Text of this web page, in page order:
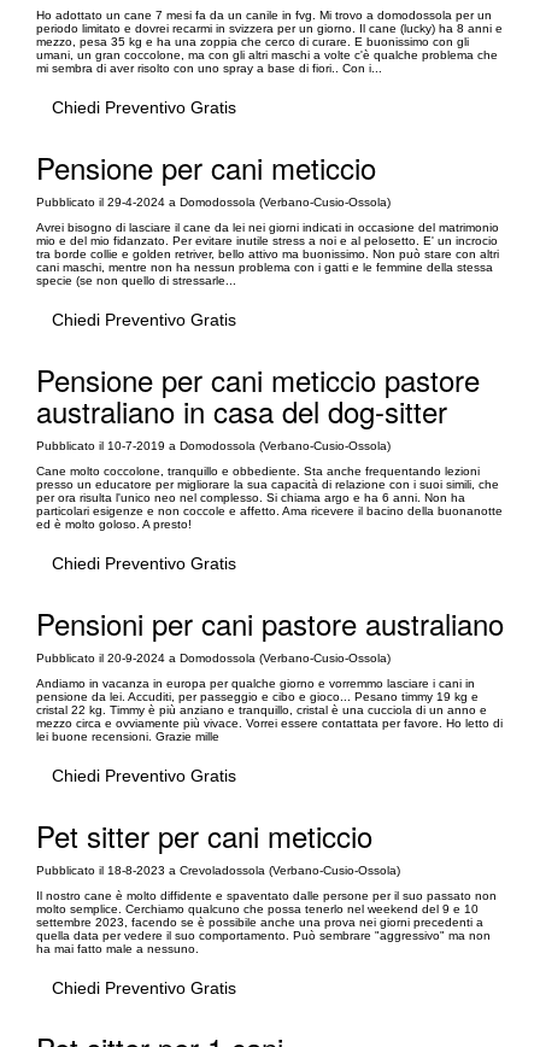
Ho adottato un cane 7 mesi fa da un canile in fvg. Mi trovo a domodossola per un
periodo limitato e dovrei recarmi in svizzera per un giorno. Il cane (lucky) ha 8 anni e
mezzo, pesa 35 kg e ha una zoppia che cerco di curare. E buonissimo con gli
umani, un gran coccolone, ma con gli altri maschi a volte c'è qualche problema che
mi sembra di aver risolto con uno spray a base di fiori.. Con i...
Chiedi Preventivo Gratis
Pensione per cani meticcio
Pubblicato il 29-4-2024 a Domodossola (Verbano-Cusio-Ossola)
Avrei bisogno di lasciare il cane da lei nei giorni indicati in occasione del matrimonio
mio e del mio fidanzato. Per evitare inutile stress a noi e al pelosetto. E' un incrocio
tra borde collie e golden retriver, bello attivo ma buonissimo. Non può stare con altri
cani maschi, mentre non ha nessun problema con i gatti e le femmine della stessa
specie (se non quello di stressarle...
Chiedi Preventivo Gratis
Pensione per cani meticcio pastore
australiano in casa del dog-sitter
Pubblicato il 10-7-2019 a Domodossola (Verbano-Cusio-Ossola)
Cane molto coccolone, tranquillo e obbediente. Sta anche frequentando lezioni
presso un educatore per migliorare la sua capacità di relazione con i suoi simili, che
per ora risulta l'unico neo nel complesso. Si chiama argo e ha 6 anni. Non ha
particolari esigenze e non coccole e affetto. Ama ricevere il bacino della buonanotte
ed è molto goloso. A presto!
Chiedi Preventivo Gratis
Pensioni per cani pastore australiano
Pubblicato il 20-9-2024 a Domodossola (Verbano-Cusio-Ossola)
Andiamo in vacanza in europa per qualche giorno e vorremmo lasciare i cani in
pensione da lei. Accuditi, per passeggio e cibo e gioco... Pesano timmy 19 kg e
cristal 22 kg. Timmy è più anziano e tranquillo, cristal è una cucciola di un anno e
mezzo circa e ovviamente più vivace. Vorrei essere contattata per favore. Ho letto di
lei buone recensioni. Grazie mille
Chiedi Preventivo Gratis
Pet sitter per cani meticcio
Pubblicato il 18-8-2023 a Crevoladossola (Verbano-Cusio-Ossola)
Il nostro cane è molto diffidente e spaventato dalle persone per il suo passato non
molto semplice. Cerchiamo qualcuno che possa tenerlo nel weekend del 9 e 10
settembre 2023, facendo se è possibile anche una prova nei giorni precedenti a
quella data per vedere il suo comportamento. Può sembrare "aggressivo" ma non
ha mai fatto male a nessuno.
Chiedi Preventivo Gratis